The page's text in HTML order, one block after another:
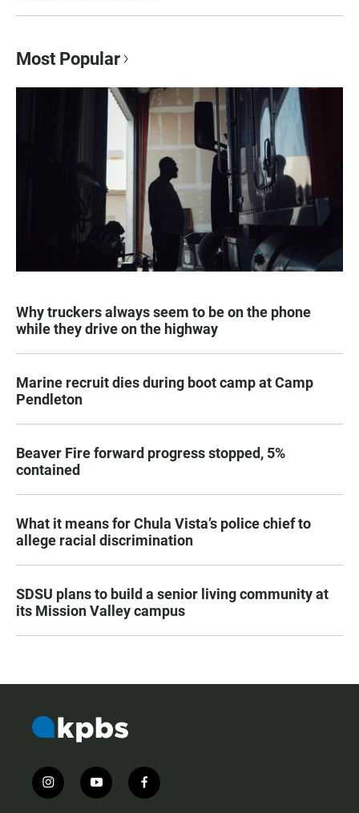
Most Popular
Why truckers always seem to be on the phone
while they drive on the highway
Marine recruit dies during boot camp at Camp
Pendleton
Beaver Fire forward progress stopped, 5%
contained
What it means for Chula Vista’s police chief to
allege racial discrimination
SDSU plans to build a senior living community at
its Mission Valley campus
i
n
y
o
f
a